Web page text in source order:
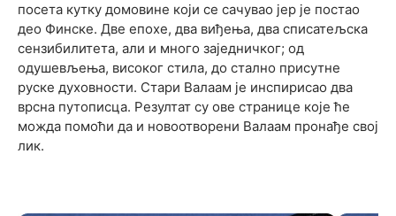
посета кутку домовине који се сачувао јер је постао
део Финске. Две епохе, два виђења, два списатељска
сензибилитета, али и много заједничког; од
одушевљења, високог стила, до стално присутне
руске духовности. Стари Валаам је инспирисао два
врсна путописца. Резултат су ове странице које ће
можда помоћи да и новоотворени Валаам пронађе свој
лик.